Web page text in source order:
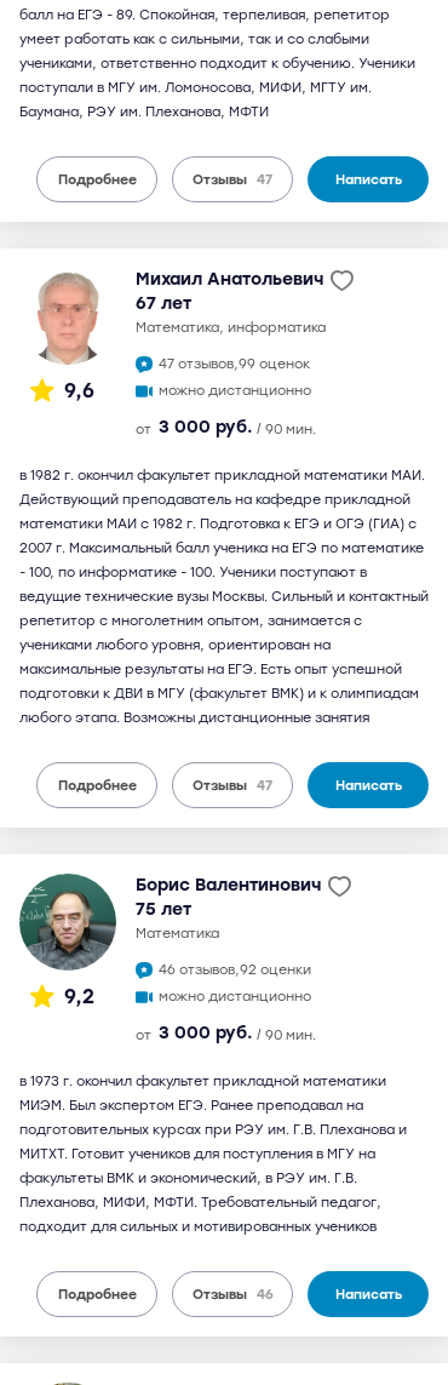
балл на ЕГЭ - 89. Спокойная, терпеливая, репетитор
умеет работать как с сильными, так и со слабыми
учениками, ответственно подходит к обучению. Ученики
поступали в МГУ им. Ломоносова, МИФИ, МГТУ им.
Баумана, РЭУ им. Плеханова, МФТИ
Подробнее Отзывы 47 Написать
9,6
Михаил Анатольевич
67 лет
математика, информатика
47 отзывов,99 оценок
можно дистанционно
от 3 000 руб. / 90 мин.
в 1982 г. окончил факультет прикладной математики МАИ.
Действующий преподаватель на кафедре прикладной
математики МАИ с 1982 г. Подготовка к ЕГЭ и ОГЭ (ГИА) с
2007 г. Максимальный балл ученика на ЕГЭ по математике
- 100, по информатике - 100. Ученики поступают в
ведущие технические вузы Москвы. Сильный и контактный
репетитор с многолетним опытом, занимается с
учениками любого уровня, ориентирован на
максимальные результаты на ЕГЭ. Есть опыт успешной
подготовки к ДВИ в МГУ (факультет ВМК) и к олимпиадам
любого этапа. Возможны дистанционные занятия
Подробнее Отзывы 47 Написать
9,2
Борис Валентинович
75 лет
математика
46 отзывов,92 оценки
можно дистанционно
от 3 000 руб. / 90 мин.
в 1973 г. окончил факультет прикладной математики
МИЭМ. Был экспертом ЕГЭ. Ранее преподавал на
подготовительных курсах при РЭУ им. Г.В. Плеханова и
МИТХТ. Готовит учеников для поступления в МГУ на
факультеты ВМК и экономический, в РЭУ им. Г.В.
Плеханова, МИФИ, МФТИ. Требовательный педагог,
подходит для сильных и мотивированных учеников
Подробнее Отзывы 46 Написать